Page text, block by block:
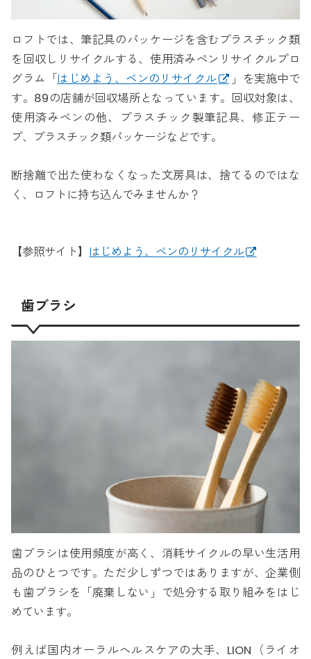
ロフトでは、筆記具のパッケージを含むプラスチック類
を回収しリサイクルする、使用済みぺンリサイクルプロ
グラム「はじめよう、ペンのリサイクル
」を実施中で
す。89の店舗が回収場所となっています。回収対象は、
使用済みペンの他、プラスチック製筆記具、修正テー
プ、プラスチック類パッケージなどです。
断捨離で出た使わなくなった文房具は、捨てるのではな
く、ロフトに持ち込んでみませんか？
【参照サイト】 はじめよう、ペンのリサイクル
歯ブラシ
歯ブラシは使用頻度が高く、消耗サイクルの早い生活用
品のひとつです。ただ少しずつではありますが、企業側
も歯ブラシを「廃棄しない」で処分する取り組みをはじ
めています。
例えば国内オーラルヘルスケアの大手、LION（ライオ